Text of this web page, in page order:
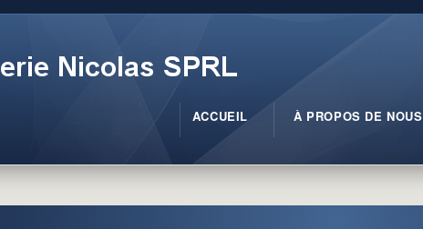
ACCUEIL À PROPOS DE NOUS